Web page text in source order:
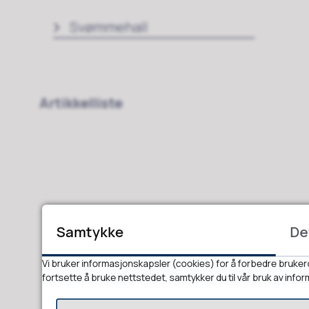
Svømmehall
Artikkelliste
Samtykke
Vi bruker informasjonskapsler (cookies) for å forbedre
fortsette å bruke nettstedet, samtykker du til vår bruk av